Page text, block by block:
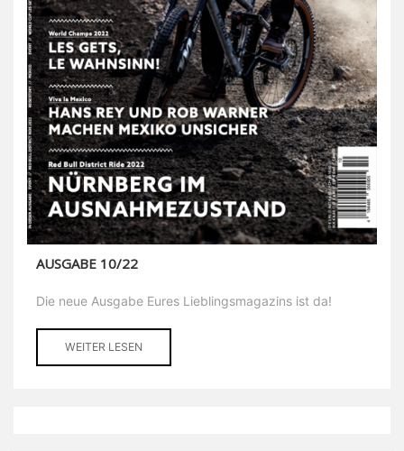
AUSGABE 10/22
Die neue Ausgabe Eures Lieblingsmagazins ist da!
WEITER LESEN